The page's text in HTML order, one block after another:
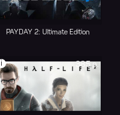
PAYDAY 2: Ultimate Edition
385 р.
i